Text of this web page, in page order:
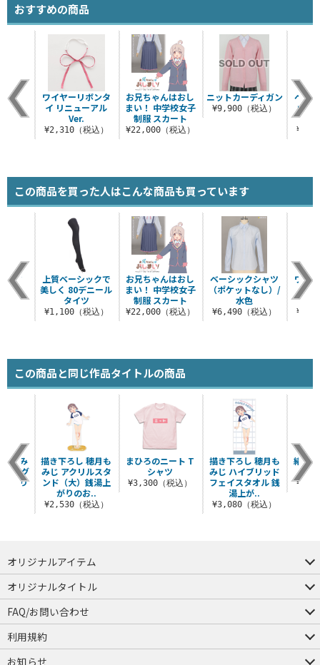
おすすめの商品
お兄ちゃんはおし
まい！ 中学校女子
制服 スカート
¥22,000（税込）
ニットカーディガン
¥9,900（税込）
ベー
（ポ
ワイヤーリボンタ
イ リニューアル
Ver.
¥2,310（税込）
この商品を買った人はこんな商品も買っています
お兄ちゃんはおし
まい！ 中学校女子
制服 スカート
¥22,000（税込）
ベーシックシャツ
（ポケットなし）/
水色
¥6,490（税込）
ワイ
イ リ
ルマ
込）
上質ベーシックで
美しく 80デニール
タイツ
¥1,100（税込）
この商品と同じ作品タイトルの商品
まひろのニート T
シャツ
¥3,300（税込）
描き下ろし 穂月も
みじ ハイブリッド
フェイスタオル 銭
湯上が..
¥3,080（税込）
緒山
ル
山み
ッグ
がり
描き下ろし 穂月も
みじ アクリルスタ
ンド（大）銭湯上
がりのお..
¥2,530（税込）
オリジナルアイテム
つままれ
つかまれ
ピョコッテ
オリジナルタイトル
アイテムヤ
ミスカトニック大學購買部
FAQ/お問い合わせ
FAQ
お問い合わせ
利用規約
会員規約・ポイント規約
特定商取引法に関する表示
プライバシーポリシー
お知らせ